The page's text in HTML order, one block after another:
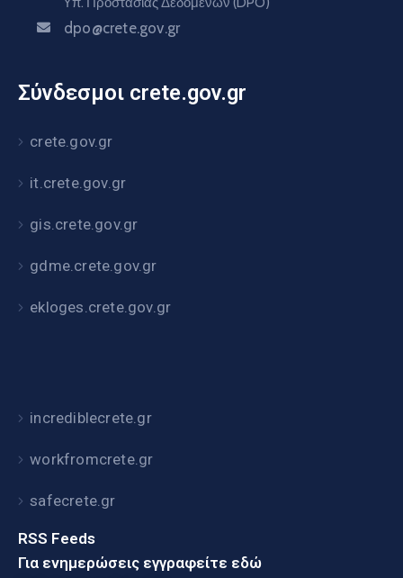
dpo@crete.gov.gr
Σύνδεσμοι crete.gov.gr
crete.gov.gr
it.crete.gov.gr
gis.crete.gov.gr
gdme.crete.gov.gr
ekloges.crete.gov.gr
incrediblecrete.gr
workfromcrete.gr
safecrete.gr
RSS Feeds
Για ενημερώσεις εγγραφείτε εδώ